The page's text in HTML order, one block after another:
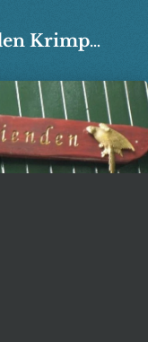
De Vogelvrienden Krimpen a/d IJssel